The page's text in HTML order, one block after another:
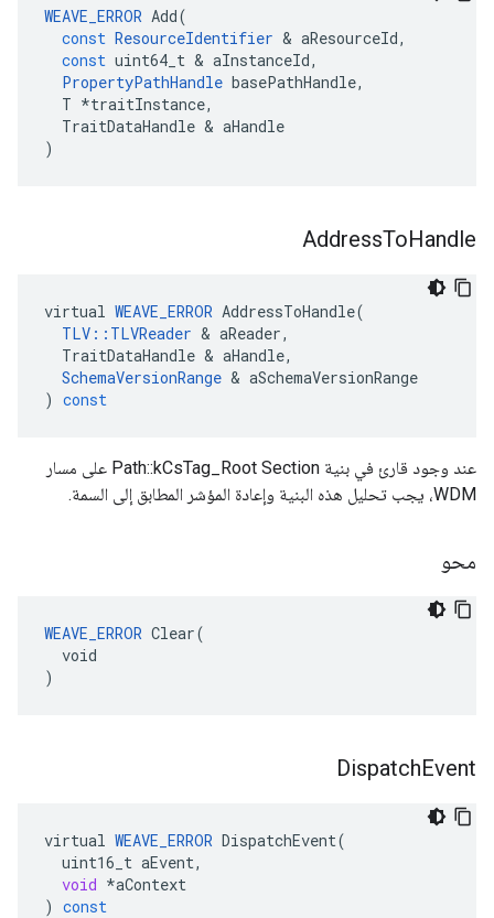
WEAVE_ERROR Add(
const ResourceIdentifier & aResourceId,
const uint64_t & aInstanceId,
PropertyPathHandle basePathHandle,
T *traitInstance,
TraitDataHandle & aHandle
)
AddressToHandle
virtual WEAVE_ERROR AddressToHandle(
TLV :: TLVReader & aReader,
TraitDataHandle & aHandle,
SchemaVersionRange & aSchemaVersionRange
) const
عند وجود قارئ في بنية Path::kCsTag_Root Section على مسار
WDM، يجب تحليل هذه البنية وإعادة المؤشر المطابق إلى السمة.
محو
WEAVE_ERROR Clear(
  void
)
DispatchEvent
virtual WEAVE_ERROR DispatchEvent(
uint16_t aEvent,
void *aContext
) const